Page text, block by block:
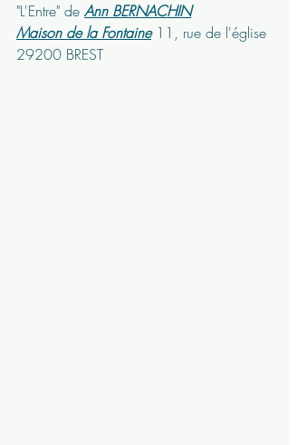
"L'Entre" de Ann BERNACHIN
Maison de la Fontaine 11, rue de l'église
29200 BREST